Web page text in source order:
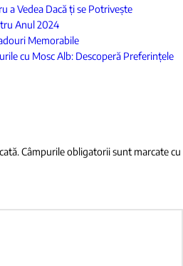
a Vedea Dacă ți se Potrivește
Anul 2024
Memorabile
cu Mosc Alb: Descoperă Preferințele
Câmpurile obligatorii sunt marcate cu